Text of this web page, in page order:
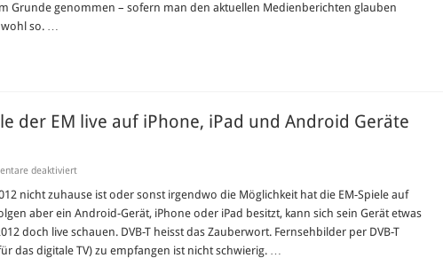
Grunde genommen – sofern man den aktuellen Medienberichten glauben
wohl so. …
der EM live auf iPhone, iPad und Android Geräte
deaktiviertfür
2012
Spiele
der
EM
live
nicht zuhause ist oder sonst irgendwo die Möglichkeit hat die EM-Spiele auf
aber ein Android-Gerät, iPhone oder iPad besitzt, kann sich sein Gerät etwas
doch live schauen. DVB-T heisst das Zauberwort. Fernsehbilder per DVB-T
das digitale TV) zu empfangen ist nicht schwierig. …